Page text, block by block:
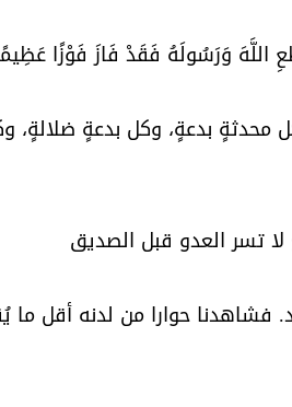
اللَّهَ وَرَسُولَهُ فَقَدْ فَازَ فَوْزًا
محدثةٍ بدعةٍ، وكل بدعةٍ ضلالةٍ،
لا تسر العدو قبل الصديق
حوارا من لدنه أقل ما